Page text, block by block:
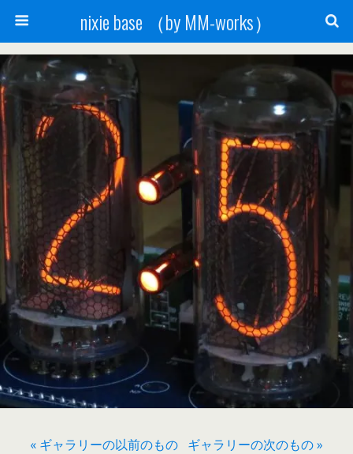
nixie base （by MM-works）
« ギャラリーの以前のもの ギャラリーの次のもの »